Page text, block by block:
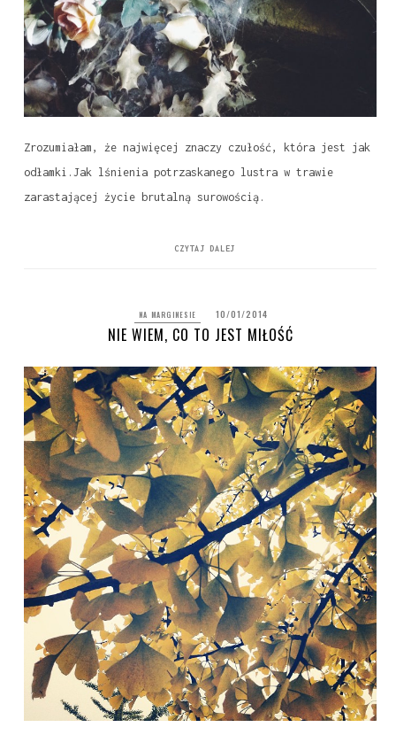
Zrozumiałam, że najwięcej znaczy czułość, która jest jak
odłamki.Jak lśnienia potrzaskanego lustra w trawie
zarastającej życie brutalną surowością.
CZYTAJ DALEJ
NA MARGINESIE 10/01/2014
NIE WIEM, CO TO JEST MIŁOŚĆ